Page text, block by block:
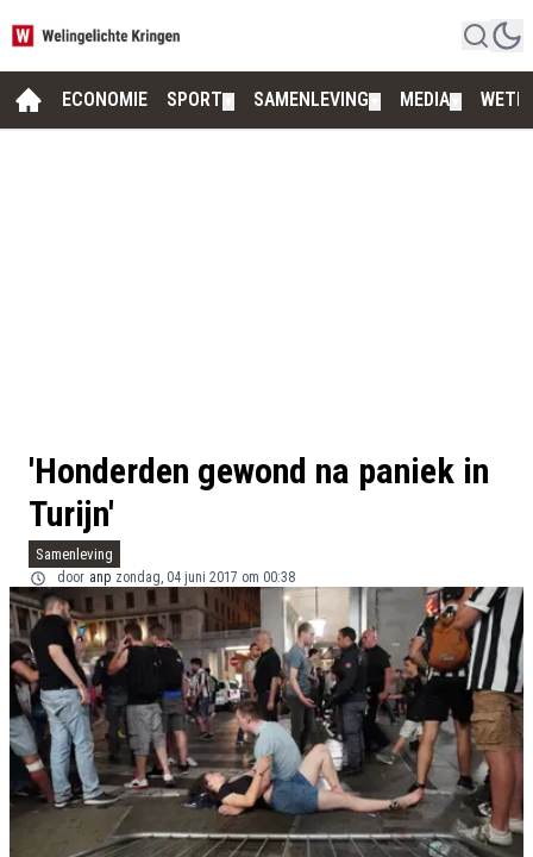
ECONOMIE SPORT SAMENLEVING MEDIA
'Honderden gewond na paniek in
Turijn'
Samenleving
door anp zondag, 04 juni 2017 om 00:38